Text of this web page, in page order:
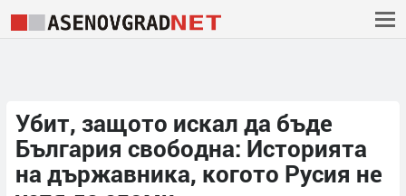
Убит, защото искал да бъде
България свободна: Историята
на държавника, когото Русия не